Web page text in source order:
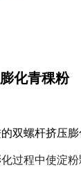
膨化青稞粉
双螺杆挤压膨
过程中使淀